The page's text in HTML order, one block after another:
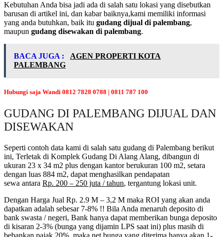
Kebutuhan Anda bisa jadi ada di salah satu lokasi yang disebutkan
barusan di artikel ini, dan kabar baiknya,kami memiliki informasi
yang anda butuhkan, baik itu gudang dijual di palembang,
maupun gudang disewakan di palembang.
BACA JUGA :
AGEN PROPERTI KOTA
PALEMBANG
Hubungi saja Wandi 0812 7828 0788 | 0811 787 100
GUDANG DI PALEMBANG DIJUAL DAN
DISEWAKAN
Seperti contoh data kami di salah satu gudang di Palembang berikut
ini, Terletak di Komplek Gudang Di Alang Alang, dibangun di
ukuran 23 x 34 m2 plus dengan kantor berukuran 100 m2, setara
dengan luas 884 m2, dapat menghasilkan pendapatan
sewa antara Rp. 200 – 250 juta / tahun, tergantung lokasi unit.
Dengan Harga Jual Rp. 2.9 M – 3,2 M maka ROI yang akan anda
dapatkan adalah sebesar 7-8% !! Bila Anda menaruh deposito di
bank swasta / negeri, Bank hanya dapat memberikan bunga deposito
di kisaran 2-3% (bunga yang dijamin LPS saat ini) plus masih di